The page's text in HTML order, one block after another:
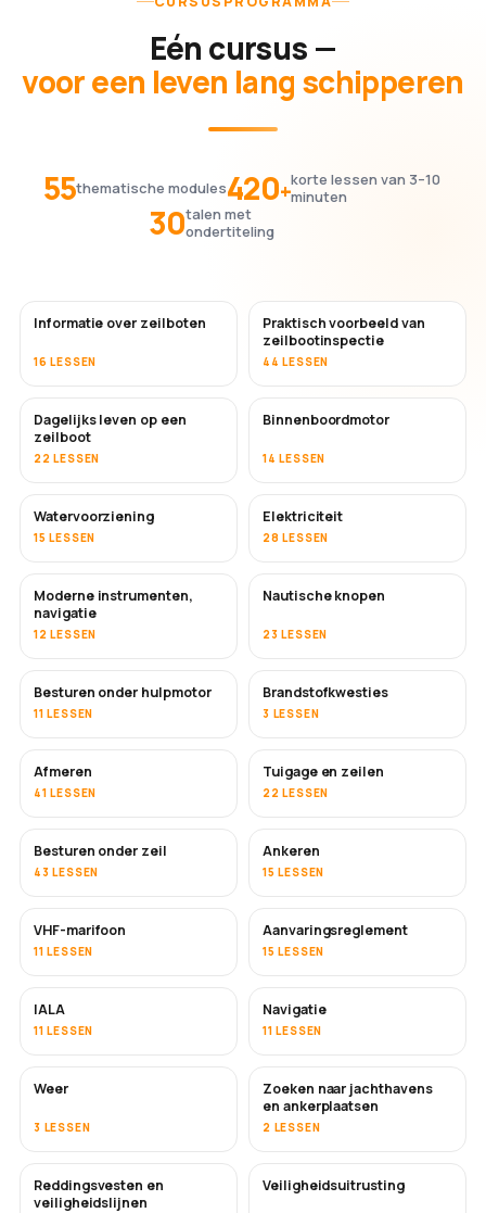
Eén cursus —
voor een leven lang schipperen
55thematische modules420+korte lessen van 3–10
minuten
30talen met
ondertiteling
Informatie over zeilboten
16 LESSEN
Praktisch voorbeeld van
zeilbootinspectie
44 LESSEN
Dagelijks leven op een
zeilboot
22 LESSEN
Binnenboordmotor
14 LESSEN
Watervoorziening
15 LESSEN
Elektriciteit
28 LESSEN
Moderne instrumenten,
navigatie
12 LESSEN
Nautische knopen
23 LESSEN
Besturen onder hulpmotor
11 LESSEN
Brandstofkwesties
3 LESSEN
Afmeren
41 LESSEN
Tuigage en zeilen
22 LESSEN
Besturen onder zeil
43 LESSEN
Ankeren
15 LESSEN
VHF-marifoon
11 LESSEN
Aanvaringsreglement
15 LESSEN
IALA
11 LESSEN
Navigatie
11 LESSEN
Weer
3 LESSEN
Zoeken naar jachthavens
en ankerplaatsen
2 LESSEN
Reddingsvesten en
veiligheidslijnen
Veiligheidsuitrusting